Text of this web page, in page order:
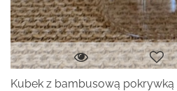
Kubek z bambusową pokrywką